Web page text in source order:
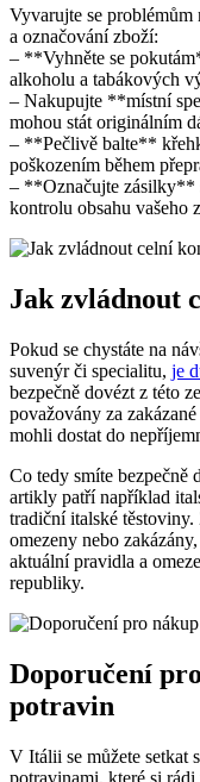
Vyvarujte se
a označování zboží:
– **Vyhněte se
alkoholu a tabákových
– Nakupujte **místní
mohou stát originálním
– **Pečlivě balte**
poškozením během
– **Označujte zásilky**
kontrolu obsahu vašeho
Jak zvládnout
Pokud se chystáte na
suvenýr či specialitu, je
bezpečně dovézt z této
považovány za
mohli dostat do
Co tedy smíte bezpečně
artikly patří například
tradiční italské
omezeny nebo
aktuální pravidla a
republiky.
Doporučení
potravin
V Itálii se můžete setkat
potravinami, které si